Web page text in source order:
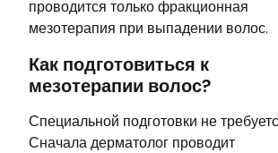
проводится только фракционная
мезотерапия при выпадении волос.
Как подготовиться к
мезотерапии волос?
Специальной подготовки не
Сначала дерматолог проводит